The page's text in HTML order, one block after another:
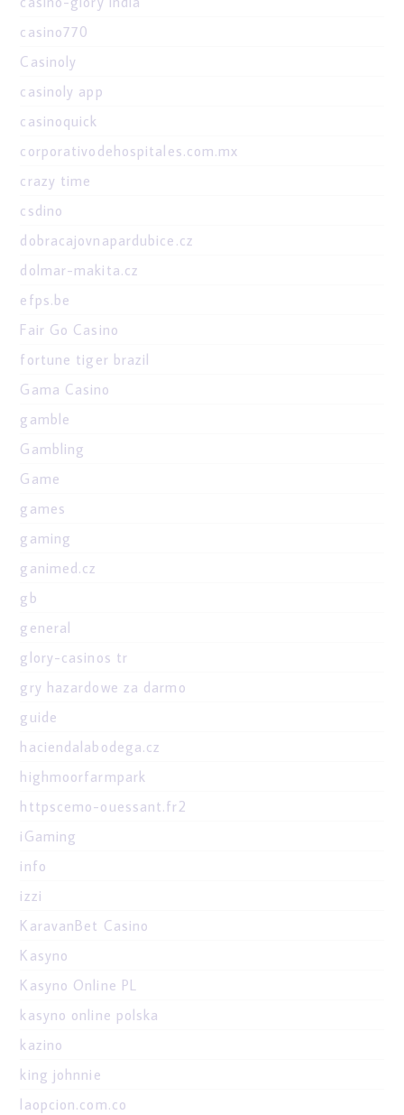
casino770
Casinoly
casinoly app
casinoquick
corporativodehospitales.com.mx
crazy time
csdino
dobracajovnapardubice.cz
dolmar-makita.cz
efps.be
Fair Go Casino
fortune tiger brazil
Gama Casino
gamble
Gambling
Game
games
gaming
ganimed.cz
gb
general
glory-casinos tr
gry hazardowe za darmo
guide
haciendalabodega.cz
highmoorfarmpark
httpscemo-ouessant.fr2
iGaming
info
izzi
KaravanBet Casino
Kasyno
Kasyno Online PL
kasyno online polska
kazino
king johnnie
laopcion.com.co